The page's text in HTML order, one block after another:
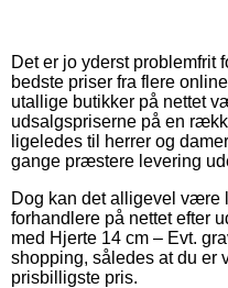
Det er jo yderst problemfrit
bedste priser fra flere
utallige butikker på nettet
udsalgspriserne på en
ligeledes til herrer og
gange præstere levering
Dog kan det alligevel være
forhandlere på nettet efter
med Hjerte 14 cm – Evt.
shopping, således at du er
prisbilligste pris.